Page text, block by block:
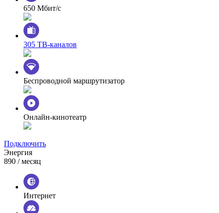
650 Мбит/с
305 ТВ-каналов
Беспроводной маршрутизатор
Онлайн-кинотеатр
Подключить
Энергия
890 / месяц
Интернет